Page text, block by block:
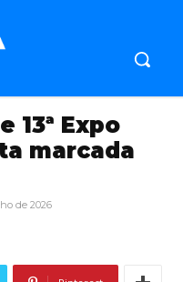
13ª Expo
marcada
de 2026